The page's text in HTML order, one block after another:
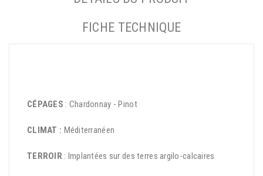
FICHE TECHNIQUE
CÉPAGES : Chardonnay - Pinot
CLIMAT : Méditerranéen
TERROIR : Implantées sur des terres argilo-calcaires